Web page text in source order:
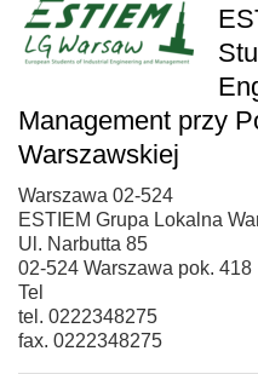
Management przy
Warszawskiej
Warszawa 02-524
ESTIEM Grupa Lokalna
Ul. Narbutta 85
02-524 Warszawa pok. 418
Tel
tel. 0222348275
fax. 0222348275